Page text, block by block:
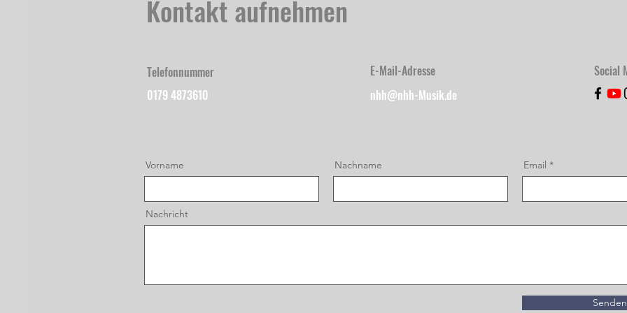
Kontakt aufnehmen
Telefonnummer
0179 4873610
E-Mail-Adresse
nhh@nhh-Musik.de
Social
Vorname Nachname Email
Nachricht
Senden